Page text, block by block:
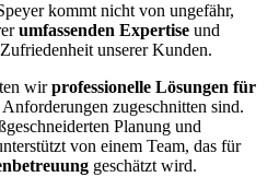
kommt nicht von ungefähr,
umfassenden Expertise und
unserer Kunden.
wirprofessionelle Lösungen für
zugeschnitten sind.
Planung und
von einem Team, das für
geschätzt wird.